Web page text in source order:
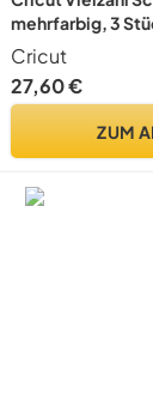
mehrfarbig, 3
cm, 2003847
Cricut
27,60 €
ZUM